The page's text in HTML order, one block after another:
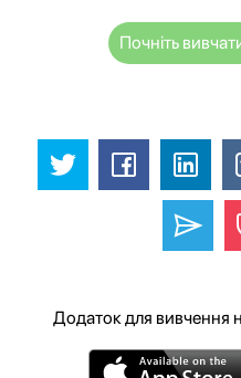
Почніть
Додаток для вивчення